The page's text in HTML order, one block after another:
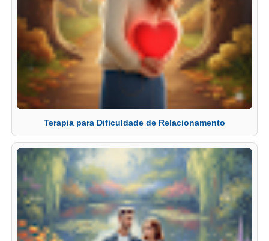
Terapia para Dificuldade de Relacionamento